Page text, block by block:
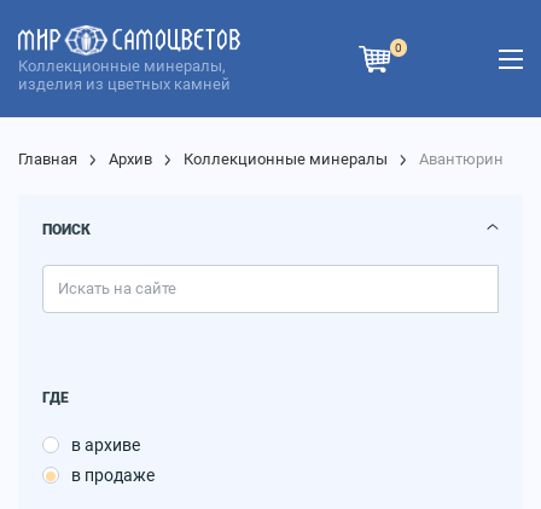
Коллекционные минералы,
изделия из цветных камней
0
Главная Архив Коллекционные минералы Авантюрин
ПОИСК
ГДЕ
в архиве
в продаже